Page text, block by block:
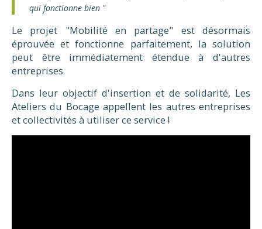
qui fonctionne bien "
Le projet "Mobilité en partage" est désormais
éprouvée et fonctionne parfaitement, la solution
peut être immédiatement étendue à d'autres
entreprises.
Dans leur objectif d'insertion et de solidarité, Les
Ateliers du Bocage appellent les autres entreprises
et collectivités à utiliser ce service !